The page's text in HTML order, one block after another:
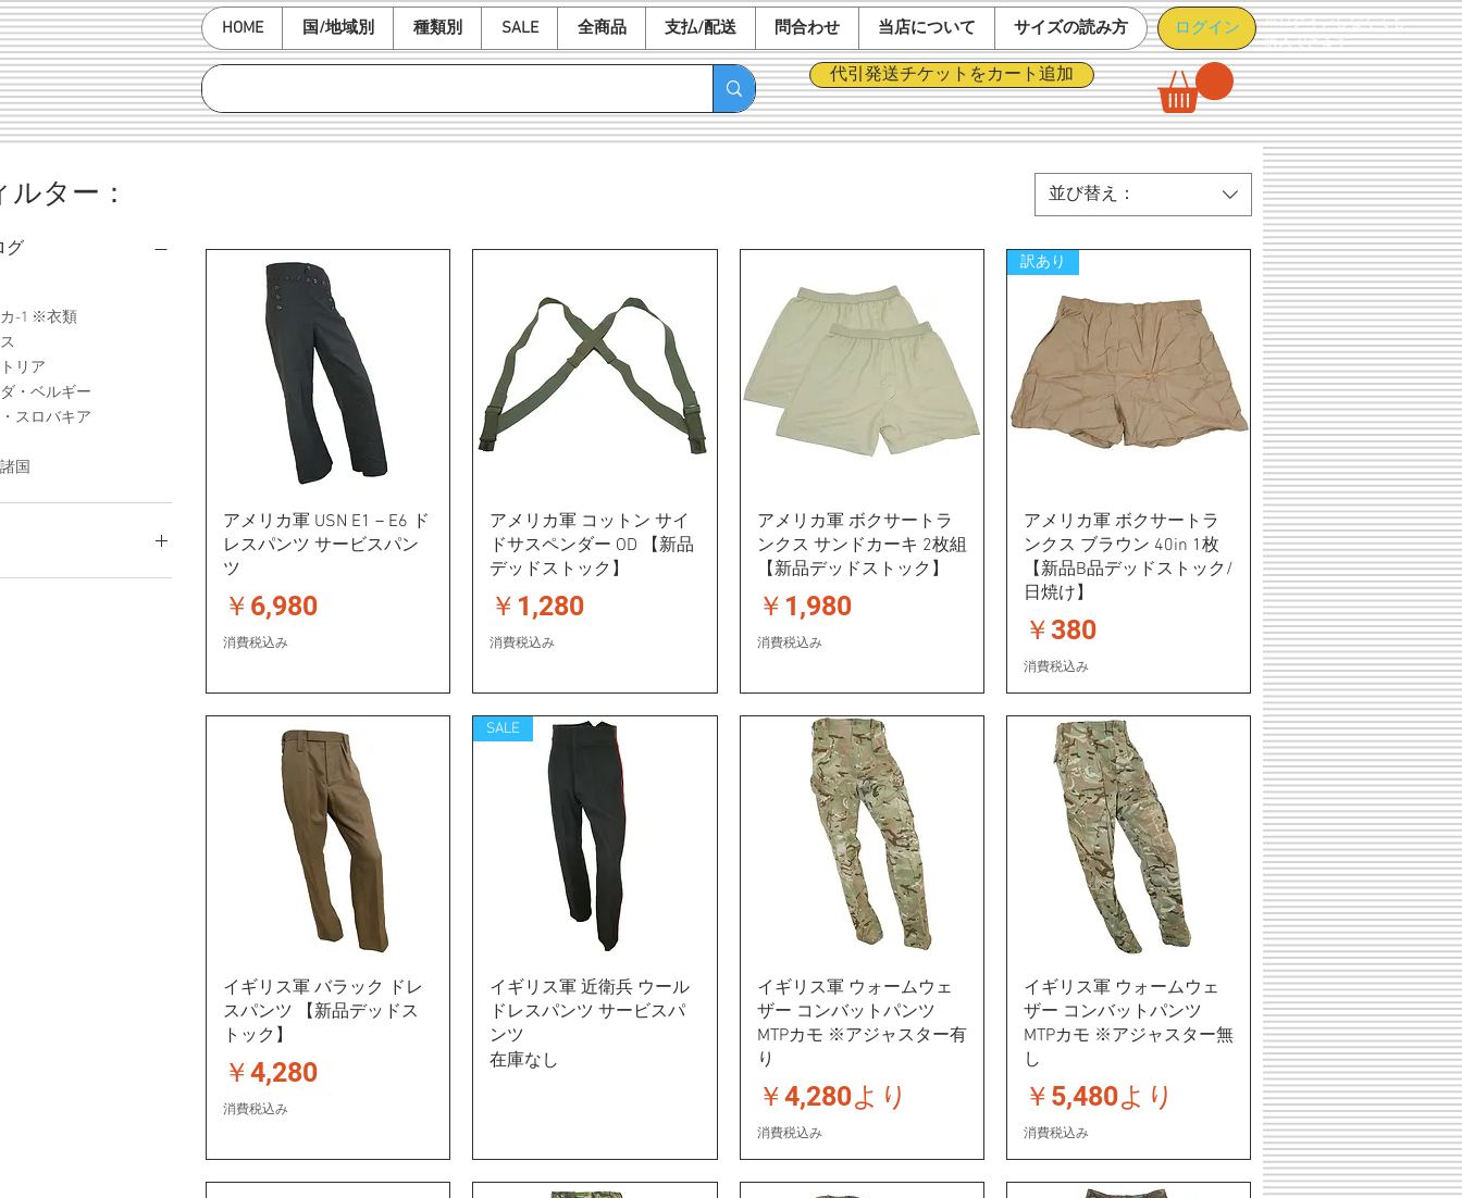
HOME 国/地域別 種類別 SALE 全商品 支払/配送 問合わせ 当店について サイズの読み方
代引発送チケットをカート追加
ログイン
※ログインしなくても
購入できます
ルター：
グ
-1 ※衣類
リア
・ベルギー
スロバキア
国
並び替え：
アメリカ軍 USN E1－E6 ド
レスパンツ サービスパン
ツ
価格
￥6,980
消費税込み
アメリカ軍 コットン サイ
ドサスペンダー OD 【新品
デッドストック】
価格
￥1,280
消費税込み
アメリカ軍 ボクサートラ
ンクス サンドカーキ 2枚組
【新品デッドストック】
価格
￥1,980
消費税込み
訳あり
アメリカ軍 ボクサートラ
ンクス ブラウン 40in 1枚
【新品B品デッドストック/
日焼け】
価格
￥380
消費税込み
イギリス軍 バラック ドレ
スパンツ 【新品デッドス
トック】
価格
￥4,280
消費税込み
SALE
イギリス軍 近衛兵 ウール
ドレスパンツ サービスパ
ンツ
在庫なし
イギリス軍 ウォームウェ
ザー コンバットパンツ
MTPカモ ※アジャスター有
り
￥4,280より
セール価格
消費税込み
イギリス軍 ウォームウェ
ザー コンバットパンツ
MTPカモ ※アジャスター無
し
￥5,480より
セール価格
消費税込み